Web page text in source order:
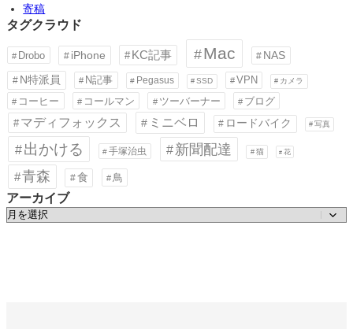
寄稿
タグクラウド
Drobo iPhone KC記事 Mac NAS
N特派員 N記事 Pegasus SSD VPN カメラ
コーヒー コールマン ツーバーナー ブログ
マディフォックス ミニベロ ロードバイク 写真
出かける 手塚治虫 新聞配達 猫 花
青森 食 鳥
アーカイブ
ア